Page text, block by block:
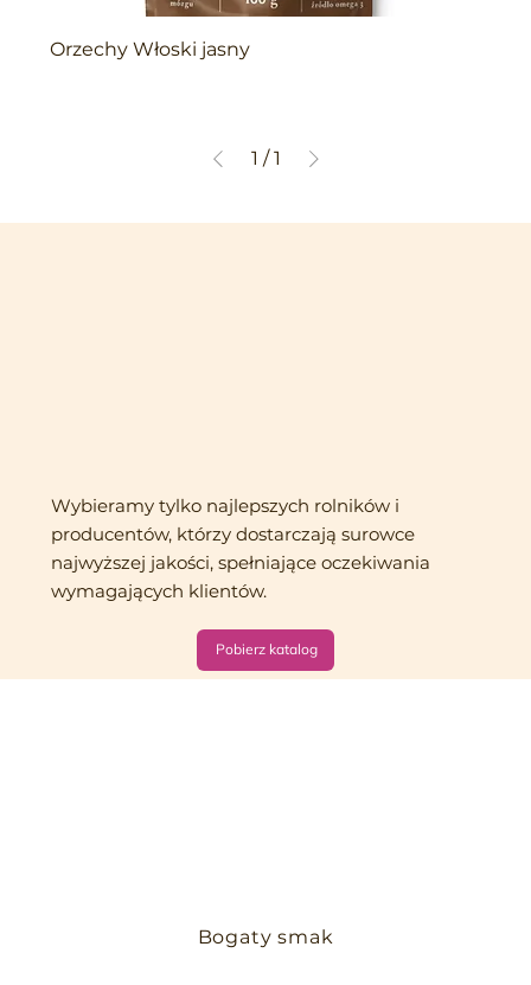
Pobierz katalog
Wybieramy tylko najlepszych rolników i
producentów, którzy dostarczają surowce
najwyższej jakości, spełniające oczekiwania
wymagających klientów.
Bogaty smak
Orzechy Włoski jasny
1 / 1